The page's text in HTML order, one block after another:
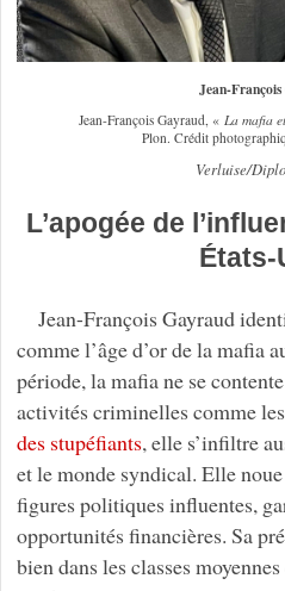
Jean-
Jean-François Gayraud, « La mafia
Plon. Crédit
Verluise/
L’apogée de
États-
Jean-François Gayraud
comme l’âge d’or de la mafia
période, la mafia ne se
activités criminelles comme
des stupéfiants, elle s’infiltre
et le monde syndical. Elle
figures politiques influentes,
opportunités financières. Sa
bien dans les classes